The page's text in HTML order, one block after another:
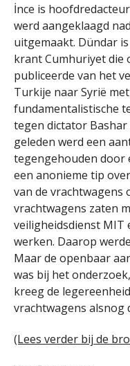
İnce is
werd aangeklaagd
uitgemaakt. Dündar
krant Cumhuriyet die
publiceerde van het
Turkije naar Syrië
fundamentalistische
tegen dictator Bashar
geleden werd een
tegengehouden door
een anonieme tip
van de vrachtwagens
vrachtwagens zaten
veiligheidsdienst MIT
werken. Daarop
Maar de openbaar
was bij het
kreeg de
vrachtwagens alsnog
(Lees verder bij de